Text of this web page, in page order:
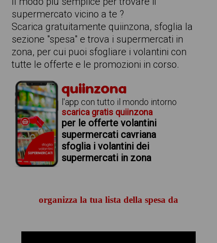
supermercato vicino a te ?
Scarica gratuitamente quiinzona, sfoglia la
sezione "spesa" e trova i supermercati in
zona, per cui puoi sfogliare i volantini con
tutte le offerte e le promozioni in corso.
quiinzona
l'app con tutto il mondo intorno
scarica gratis quiinzona
per le offerte volantini
supermercati cavriana
sfoglia i volantini dei
supermercati in zona
organizza la tua lista della spesa da